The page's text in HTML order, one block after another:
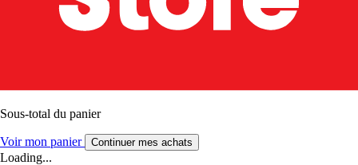
Sous-total du panier
Voir mon panier Continuer mes achats
Loading...